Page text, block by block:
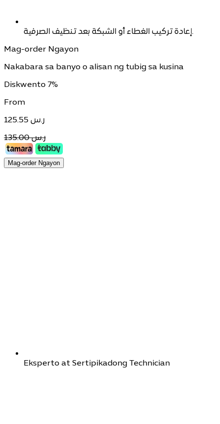
إعادة تركيب الغطاء أو الشبكة بعد تنظيف الصرفية.
Mag-order Ngayon
Nakabara sa banyo o alisan ng tubig sa kusina
Diskwento 7%
From
125.55 ر.س
135.00 ر.س
Mag-order Ngayon
Eksperto at Sertipikadong Technician